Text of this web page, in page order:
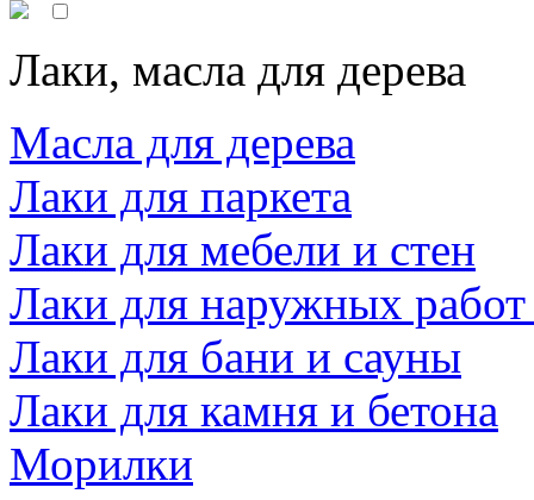
Лаки, масла для дерева
Масла для дерева
Лаки для паркета
Лаки для мебели и стен
Лаки для наружных
Лаки для бани и сауны
Лаки для камня и бетона
Морилки